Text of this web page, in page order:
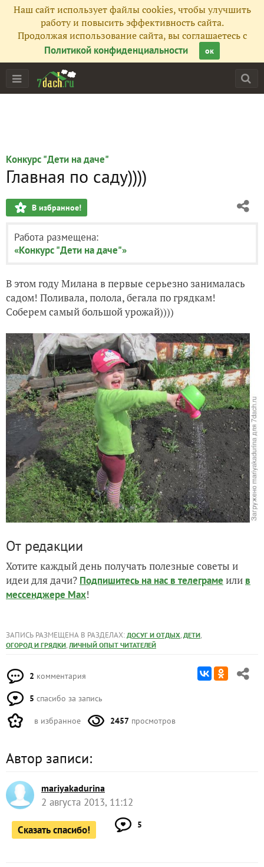
Наш сайт использует файлы cookies, чтобы улучшить
работу и повысить эффективность сайта.
Продолжая использование сайта, вы соглашаетесь с
Политикой конфиденциальности
ок
Конкурс "Дети на даче"
Главная по саду))))
В избранное!
Работа размещена:
«Конкурс "Дети на даче"»
В этом году Милана в первые серьезно занималась
садом! Поливала, полола, бегала по грядкам!
Соберем самый большой урожай))))
От редакции
Хотите каждый день получать полезные советы и
идеи для дачи? Подпишитесь на нас в телеграме или в
мессенджере Max!
ЗАПИСЬ РАЗМЕЩЕНА В РАЗДЕЛАХ: ДОСУГ И ОТДЫХ, ДЕТИ,
ОГОРОД И ГРЯДКИ, ЛИЧНЫЙ ОПЫТ ЧИТАТЕЛЕЙ
2 комментария
5 спасибо за запись
в избранное 2457 просмотров
Автор записи:
mariyakadurina
2 августа 2013, 11:12
Сказать спасибо! 5